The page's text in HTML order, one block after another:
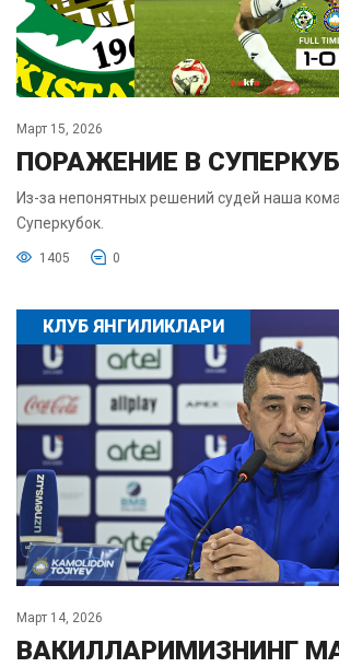
Март 15, 2026
ПОРАЖЕНИЕ В
Из-за непонятных решений судей наша
Суперкубок.
1405 0
КЛУБ ЯНГИЛИКЛАРИ
Март 14, 2026
ВАКИЛЛАРИМИЗНИНГ